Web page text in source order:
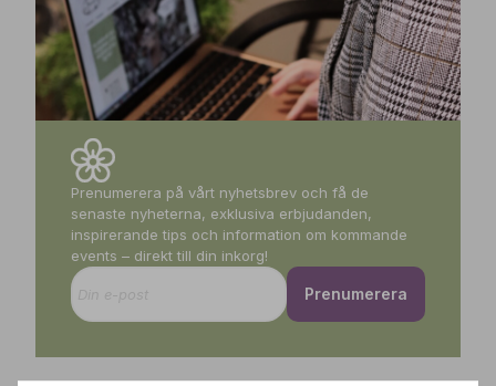
Prenumerera på vårt nyhetsbrev och få de
senaste nyheterna, exklusiva erbjudanden,
inspirerande tips och information om kommande
events – direkt till din inkorg!
Prenumerera